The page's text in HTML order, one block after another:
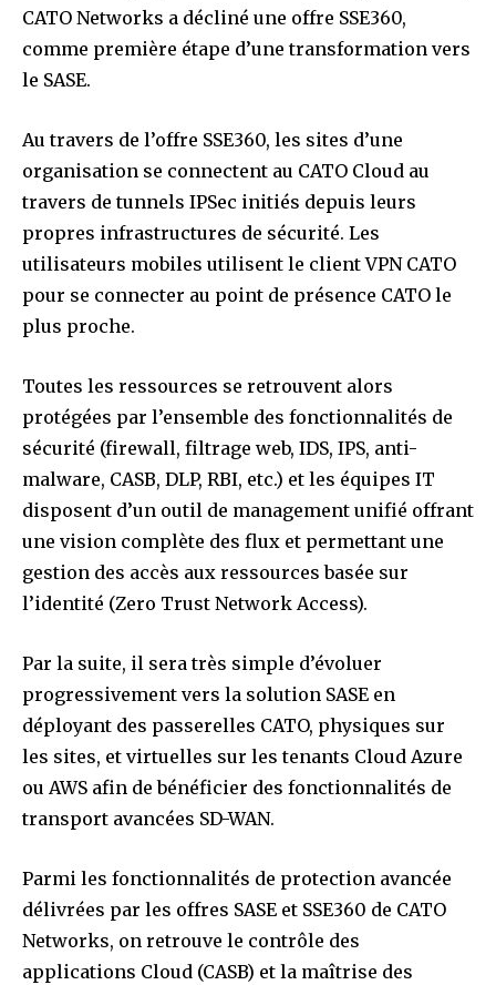
CATO Networks a décliné une offre SSE360,
comme première étape d’une transformation vers
le SASE.
Au travers de l’offre SSE360, les sites d’une
organisation se connectent au CATO Cloud au
travers de tunnels IPSec initiés depuis leurs
propres infrastructures de sécurité. Les
utilisateurs mobiles utilisent le client VPN CATO
pour se connecter au point de présence CATO le
plus proche.
Toutes les ressources se retrouvent alors
protégées par l’ensemble des fonctionnalités de
sécurité (firewall, filtrage web, IDS, IPS, anti-
malware, CASB, DLP, RBI, etc.) et les équipes IT
disposent d’un outil de management unifié offrant
une vision complète des flux et permettant une
gestion des accès aux ressources basée sur
l’identité (Zero Trust Network Access).
Par la suite, il sera très simple d’évoluer
progressivement vers la solution SASE en
déployant des passerelles CATO, physiques sur
les sites, et virtuelles sur les tenants Cloud Azure
ou AWS afin de bénéficier des fonctionnalités de
transport avancées SD-WAN.
Parmi les fonctionnalités de protection avancée
délivrées par les offres SASE et SSE360 de CATO
Networks, on retrouve le contrôle des
applications Cloud (CASB) et la maîtrise des